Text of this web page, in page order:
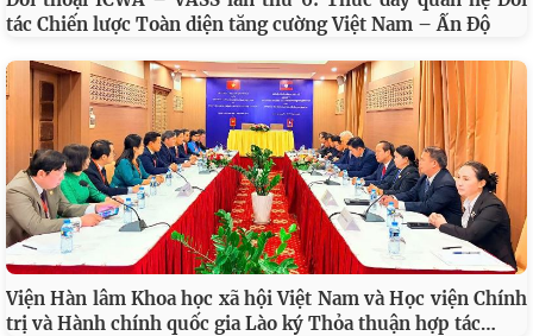
tác Chiến lược Toàn diện tăng cường Việt Nam – Ấn Độ
Viện Hàn lâm Khoa học xã hội Việt Nam và Học viện Chính
trị và Hành chính quốc gia Lào ký Thỏa thuận hợp tác…